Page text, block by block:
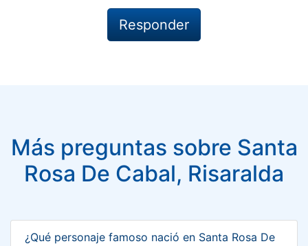
Más preguntas sobre Santa
Rosa De Cabal, Risaralda
¿Qué personaje famoso nació en Santa Rosa De